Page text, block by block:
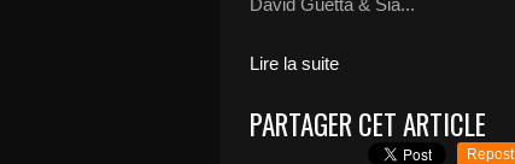
David Guetta & Sia...
Lire la suite
PARTAGER CET ARTICLE
Repost